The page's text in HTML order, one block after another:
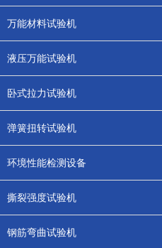
万能材料试验机
液压万能试验机
卧式拉力试验机
弹簧扭转试验机
环境性能检测设备
撕裂强度试验机
钢筋弯曲试验机